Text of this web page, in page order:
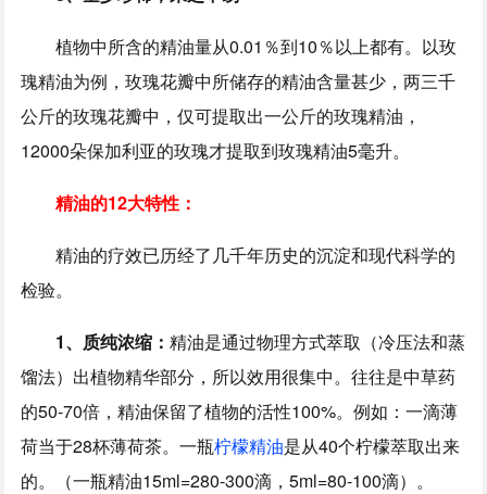
植物中所含的精油量从0.01％到10％以上都有。以玫
瑰精油为例，玫瑰花瓣中所储存的精油含量甚少，两三千
公斤的玫瑰花瓣中，仅可提取出一公斤的玫瑰精油，
12000朵保加利亚的玫瑰才提取到玫瑰精油5毫升。
精油的12大特性：
精油的疗效已历经了几千年历史的沉淀和现代科学的
检验。
1、质纯浓缩：精油是通过物理方式萃取（冷压法和蒸
馏法）出植物精华部分，所以效用很集中。往往是中草药
的50-70倍，精油保留了植物的活性100%。例如：一滴薄
荷当于28杯薄荷茶。一瓶柠檬精油是从40个柠檬萃取出来
的。（一瓶精油15ml=280-300滴，5ml=80-100滴）。